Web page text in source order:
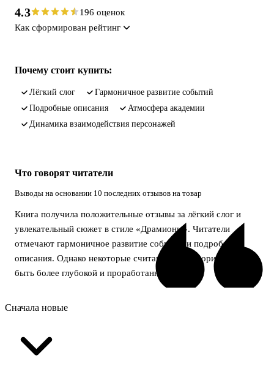
4.3
196 оценок
Как сформирован рейтинг
Почему стоит купить:
лёгкий слог
гармоничное развитие событий
подробные описания
атмосфера академии
динамика взаимодействия персонажей
Что говорят читатели
Выводы на основании 10 последних отзывов на товар
Книга получила положительные отзывы за лёгкий слог и
увлекательный сюжет в стиле «Драмионы». Читатели
отмечают гармоничное развитие событий и подробные
описания. Однако некоторые считают, что история могла бы
быть более глубокой и проработанной.
Сначала новые